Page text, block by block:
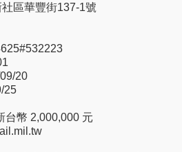
區華豐街137-1號
20
25
台幣 2,000,000 元